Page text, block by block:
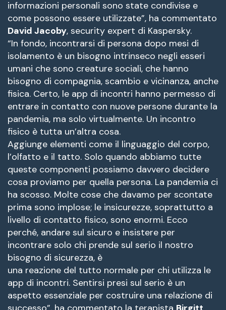
informazioni personali sono state condivise e
come possono essere utilizzate”, ha commentato
David Jacoby, security expert di Kaspersky.
“In fondo, incontrarsi di persona dopo mesi di
isolamento è un bisogno intrinseco negli esseri
umani che sono creature sociali, che hanno
bisogno di compagnia, scambio e vicinanza, anche
fisica. Certo, le app di incontri hanno permesso di
entrare in contatto con nuove persone durante la
pandemia, ma solo virtualmente. Un incontro
fisico è tutta un’altra cosa.
Aggiunge elementi come il linguaggio del corpo,
l’olfatto e il tatto. Solo quando abbiamo tutte
queste componenti possiamo davvero decidere
cosa proviamo per quella persona. La pandemia ci
ha scosso. Molte cose che davamo per scontate
prima sono implose; le insicurezze, soprattutto a
livello di contatto fisico, sono enormi. Ecco
perché, andare sul sicuro e insistere per
incontrare solo chi prende sul serio il nostro
bisogno di sicurezza, è
una reazione del tutto normale per chi utilizza le
app di incontri. Sentirsi presi sul serio è un
aspetto essenziale per costruire una relazione di